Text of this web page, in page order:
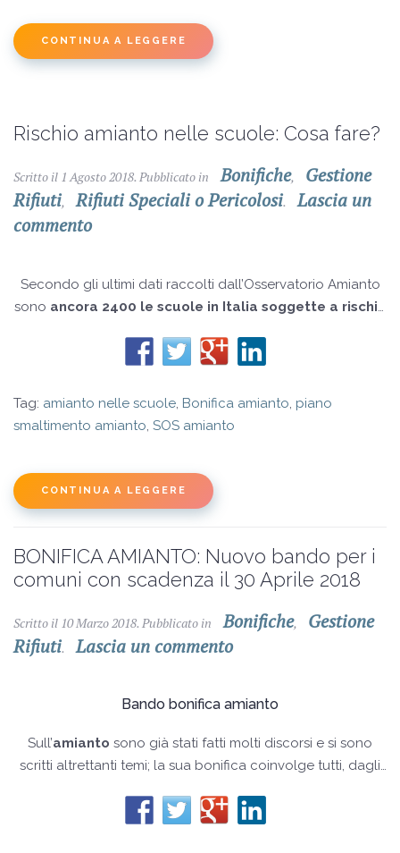
CONTINUA A LEGGERE
Rischio amianto nelle scuole: Cosa fare?
Scritto il 1 Agosto 2018. Pubblicato in Bonifiche,
Gestione
Rifiuti, Rifiuti Speciali o Pericolosi.
Lascia un
commento
Secondo gli ultimi dati raccolti dall’Osservatorio Amianto
sono ancora 2400 le scuole in Italia soggette a rischio
completamente eliminato ma che ancora oggi non trova
Tag: amianto nelle scuole, Bonifica amianto, piano
smaltimento amianto, SOS amianto
CONTINUA A LEGGERE
BONIFICA AMIANTO: Nuovo bando per i
comuni con scadenza il 30 Aprile 2018
Scritto il 10 Marzo 2018. Pubblicato in Bonifiche,
Gestione
Rifiuti. Lascia un commento
Bando bonifica amianto
Sull’amianto sono già stati fatti molti discorsi e si sono
scritti altrettanti temi; la sua bonifica coinvolge tutti, dagli